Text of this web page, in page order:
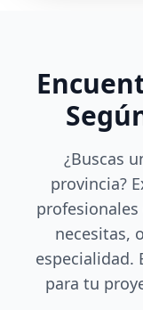
¿Buscas
provincia?
necesitas,
especialidad.
para tu